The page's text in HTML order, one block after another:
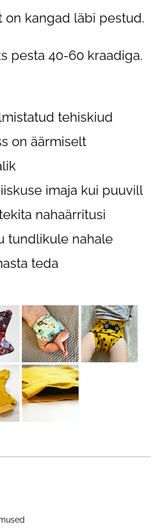
on kangad läbi pestud.
pesta 40-60 kraadiga.
tehiskiud
on äärmiselt
imaja kui puuvill
nahaärritusi
tundlikule nahale
teda